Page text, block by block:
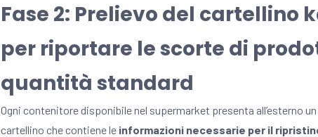
Fase 2: Prelievo del cartellino
per riportare le scorte di
quantità standard
Ogni contenitore disponibile nel supermarket presenta all’esterno un
cartellino che contiene le informazioni necessarie per il